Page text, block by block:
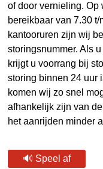
of door vernieling.
bereikbaar van 7.30
kantooruren zijn wij
storingsnummer. Als
krijgt u voorrang bij
storing binnen 24 uur
komen wij zo snel
afhankelijk zijn van
het aanrijden minder
🔊 Speel af